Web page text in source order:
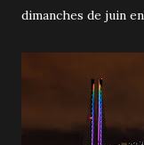
dimanches de juin